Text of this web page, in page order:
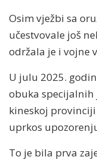
Osim vježbi sa
učestvovale još
održala je i vojne
U julu 2025.
obuka specijalnih
kineskoj provinciji
uprkos
To je bila prva